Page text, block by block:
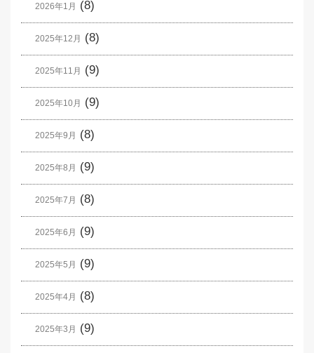
2026年1月 (8)
2025年12月 (8)
2025年11月 (9)
2025年10月 (9)
2025年9月 (8)
2025年8月 (9)
2025年7月 (8)
2025年6月 (9)
2025年5月 (9)
2025年4月 (8)
2025年3月 (9)